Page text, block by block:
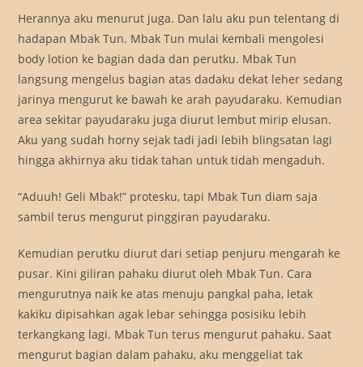
Herannya aku menurut juga. Dan lalu aku pun telentang di
hadapan Mbak Tun. Mbak Tun mulai kembali mengolesi
body lotion ke bagian dada dan perutku. Mbak Tun
langsung mengelus bagian atas dadaku dekat leher sedang
jarinya mengurut ke bawah ke arah payudaraku. Kemudian
area sekitar payudaraku juga diurut lembut mirip elusan.
Aku yang sudah horny sejak tadi jadi lebih blingsatan lagi
hingga akhirnya aku tidak tahan untuk tidah mengaduh.
“Aduuh! Geli Mbak!” protesku, tapi Mbak Tun diam saja
sambil terus mengurut pinggiran payudaraku.
Kemudian perutku diurut dari setiap penjuru mengarah ke
pusar. Kini giliran pahaku diurut oleh Mbak Tun. Cara
mengurutnya naik ke atas menuju pangkal paha, letak
kakiku dipisahkan agak lebar sehingga posisiku lebih
terkangkang lagi. Mbak Tun terus mengurut pahaku. Saat
mengurut bagian dalam pahaku, aku menggeliat tak